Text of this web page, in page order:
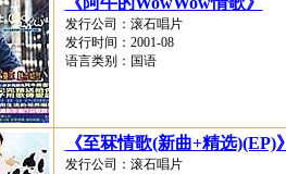
发行公司：滚石唱片
发行时间：2001-08
语言类别：国语
《至冧情歌(新曲+精选)(EP)》
发行公司：滚石唱片